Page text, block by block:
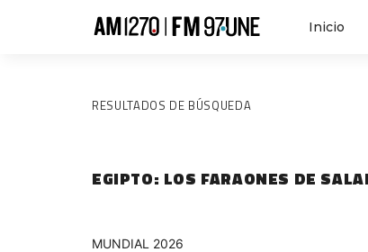
Inicio
RESULTADOS DE BÚSQUEDA
EGIPTO: LOS FARAONES DE
MUNDIAL 2026